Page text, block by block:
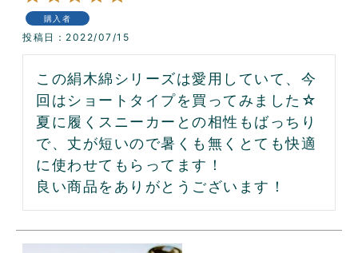
購入者
投稿日 2022/07/15
この絹木綿シリーズは愛用していて、今
回はショートタイプを買ってみました☆
夏に履くスニーカーとの相性もばっちり
で、丈が短いので暑くも無くとても快適
に使わせてもらってます！
良い商品をありがとうございます！